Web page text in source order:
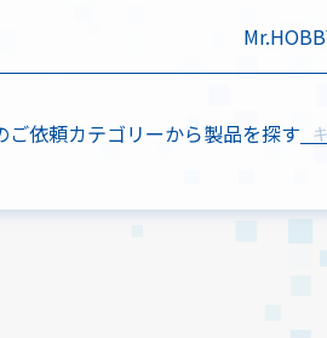
ご依頼カテゴリーから製品を探す